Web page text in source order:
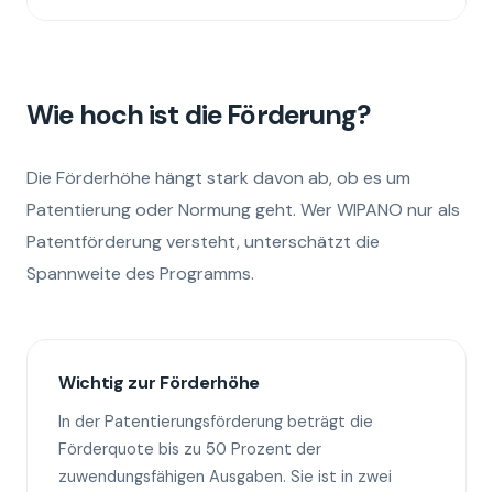
Wie hoch ist die Förderung?
Die Förderhöhe hängt stark davon ab, ob es um
Patentierung oder Normung geht. Wer WIPANO nur als
Patentförderung versteht, unterschätzt die
Spannweite des Programms.
Wichtig zur Förderhöhe
In der Patentierungsförderung beträgt die
Förderquote bis zu 50 Prozent der
zuwendungsfähigen Ausgaben. Sie ist in zwei